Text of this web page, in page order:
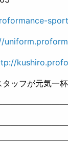
ッフが元気一